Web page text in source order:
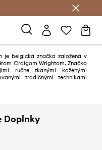
>
je belgická značka založená v
Craigom Wrightom. Značka
ručne tkanými koženými
tradičnými technikami
Doplnky